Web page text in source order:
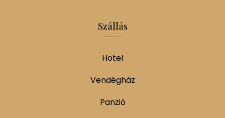
Szállás
Hotel
Vendégház
Panzió